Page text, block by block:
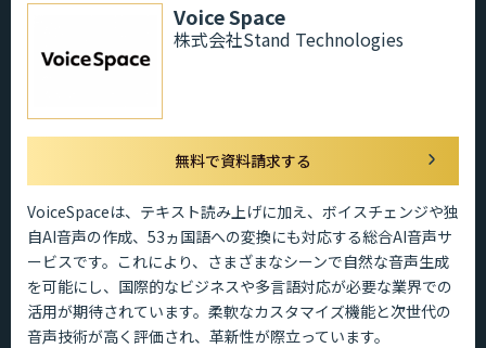
Voice Space
株式会社Stand Technologies
無料で資料請求する
VoiceSpaceは、テキスト読み上げに加え、ボイスチェンジや独
自AI音声の作成、53ヵ国語への変換にも対応する総合AI音声サ
ービスです。これにより、さまざまなシーンで自然な音声生成
を可能にし、国際的なビジネスや多言語対応が必要な業界での
活用が期待されています。柔軟なカスタマイズ機能と次世代の
音声技術が高く評価され、革新性が際立っています。